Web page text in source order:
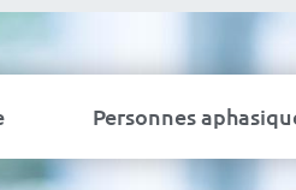
Personnes